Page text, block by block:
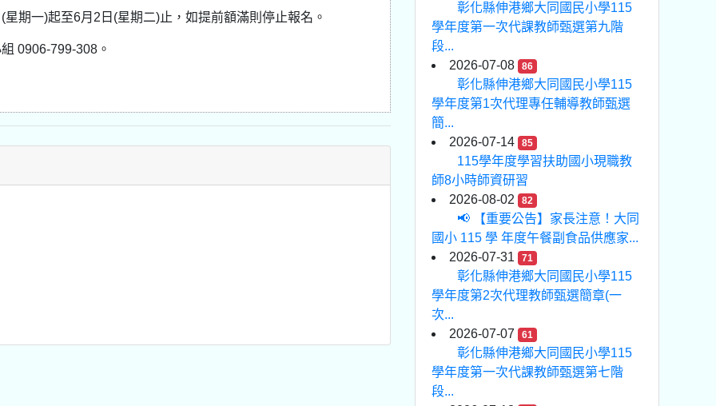
期一)起至6月2日(星期二)止，如提前額滿則停止報名。
0906-799-308。
彰化縣伸港鄉大同國民小學115
學年度第一次代課教師甄選第九階
段...
2026-07-08
86
彰化縣伸港鄉大同國民小學115
學年度第1次代理專任輔導教師甄選
簡...
2026-07-14
85
115學年度學習扶助國小現職教
師8小時師資研習
2026-08-02
82
📢 【重要公告】家長注意！大同
國小 115 學 年度午餐副食品供應家...
2026-07-31
71
彰化縣伸港鄉大同國民小學115
學年度第2次代理教師甄選簡章(一
次...
2026-07-07
61
彰化縣伸港鄉大同國民小學115
學年度第一次代課教師甄選第七階
段...